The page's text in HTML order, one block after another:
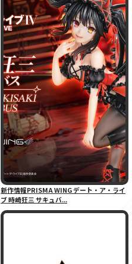
新作情報PRISMA WING デート・ア・ライ
ブ 時崎狂三 サキュバ...